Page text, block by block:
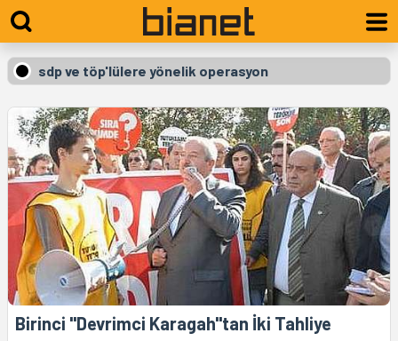
sdp ve töp'lülere yönelik operasyon
Birinci "Devrimci Karagah"tan İki Tahliye